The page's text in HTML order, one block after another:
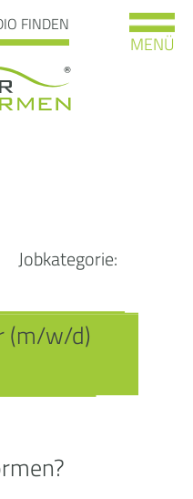
FINDEN
MENÜ
Jobkategorie:
(m/w/d)